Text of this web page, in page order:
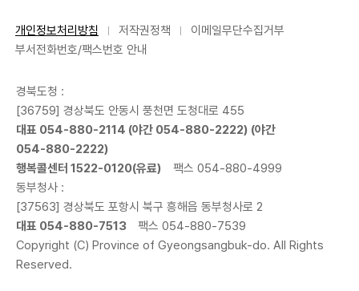
개인정보처리방침 저작권정책
이메일무단수집거부
부서전화번호/팩스번호 안내
경북도청 :
[36759] 경상북도 안동시 풍천면 도청대로 455
대표 054-880-2114 (야간 054-880-2222) (야간
054-880-2222)
행복콜센터 1522-0120(유료)
팩스 054-880-4999
동부청사 :
[37563] 경상북도 포항시 북구 흥해읍 동부청사로 2
대표 054-880-7513
팩스 054-880-7539
Copyright (C) Province of Gyeongsangbuk-do. All Rights
Reserved.